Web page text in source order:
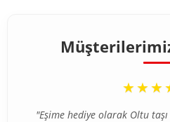
“
"Eşime hediye olarak Oltu